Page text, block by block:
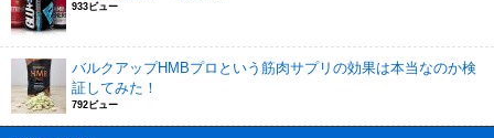
933ビュー
バルクアップHMBプロという筋肉サプリの効果は本当なのか検
証してみた！
792ビュー